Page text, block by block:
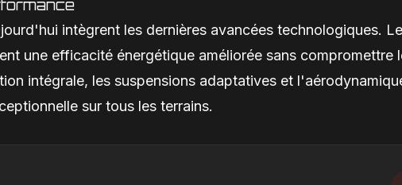
intègrent les dernières avancées technologiques.
une efficacité énergétique améliorée sans compromettre
intégrale, les suspensions adaptatives et
sur tous les terrains.